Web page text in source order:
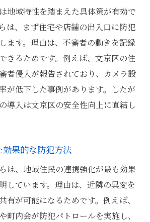
地域特性を踏まえた具体策が有効で
は、まず住宅や店舗の出入口に防犯
ます。理由は、不審者の動きを記録
きるためです。例えば、文京区の住
者侵入が報告されており、カメラ設
が低下した事例があります。したが
導入は文京区の安全性向上に直結し
果的な防犯方法
は、地域住民の連携強化が最も効果
しています。理由は、近隣の異変を
有が可能になるためです。例えば、
町内会が防犯パトロールを実施し、